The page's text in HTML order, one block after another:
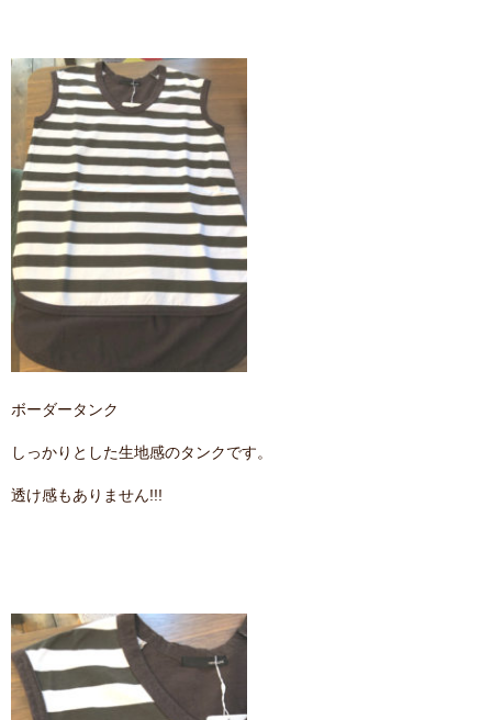
ボーダータンク
しっかりとした生地感のタンクです。
透け感もありません!!!